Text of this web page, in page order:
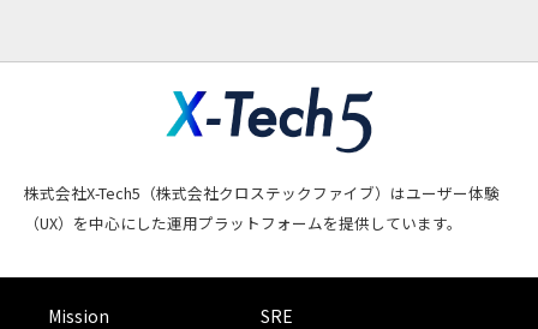
株式会社X-Tech5（株式会社クロステックファイブ）はユーザー体験
（UX）を中心にした運用プラットフォームを提供しています。
Mission SRE